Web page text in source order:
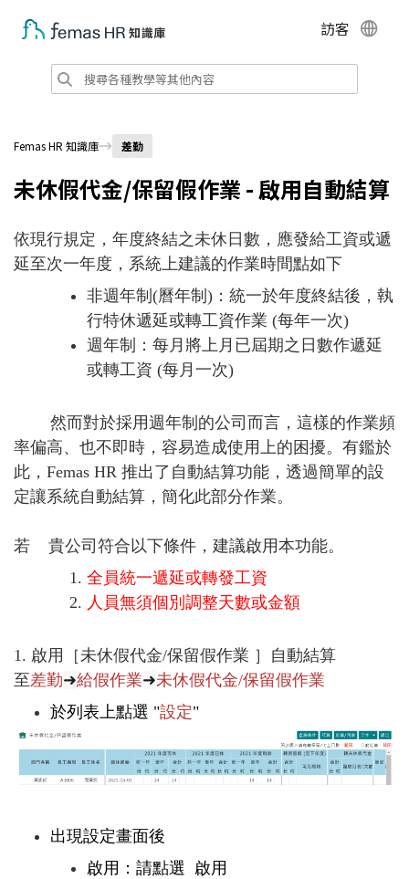
訪客
Femas HR 知識庫 差勤
未休假代金/保留假作業 - 啟用自動結算
依現行規定，年度終結之未休日數，應發給工資或遞
延至次一年度，系統上建議的作業時間點如下
非週年制(曆年制)：統一於年度終結後，執
行特休遞延或轉工資作業 (每年一次)
週年制：每月將上月已屆期之日數作遞延
或轉工資 (每月一次)
然而對於採用週年制的公司而言，這樣的作業頻
率偏高、也不即時，容易造成使用上的困擾。有鑑於
此，Femas HR 推出了自動結算功能，透過簡單的設
定讓系統自動結算，簡化此部分作業。
若 貴公司符合以下條件，建議啟用本功能。
全員統一遞延或轉發工資
人員無須個別調整天數或金額
1. 啟用［未休假代金/保留假作業 ］自動結算
至差勤➜給假作業➜未休假代金/保留假作業
於列表上點選 "設定"
出現設定畫面後
啟用：請點選 啟用